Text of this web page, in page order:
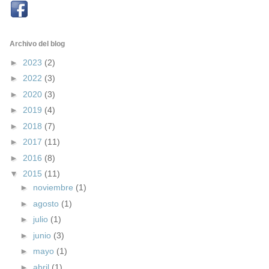
Archivo del blog
► 2023 (2)
► 2022 (3)
► 2020 (3)
► 2019 (4)
► 2018 (7)
► 2017 (11)
► 2016 (8)
▼ 2015 (11)
► noviembre (1)
► agosto (1)
► julio (1)
► junio (3)
► mayo (1)
► abril (1)